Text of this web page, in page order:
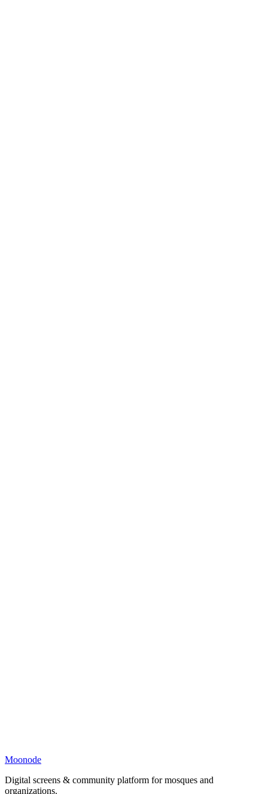
Moonode
Digital screens & community platform for mosques and
organizations.